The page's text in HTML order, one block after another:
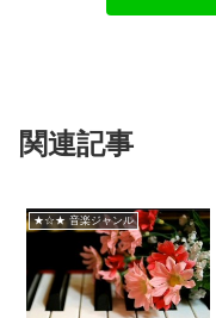
関連記事
★☆★ 音楽ジャンル